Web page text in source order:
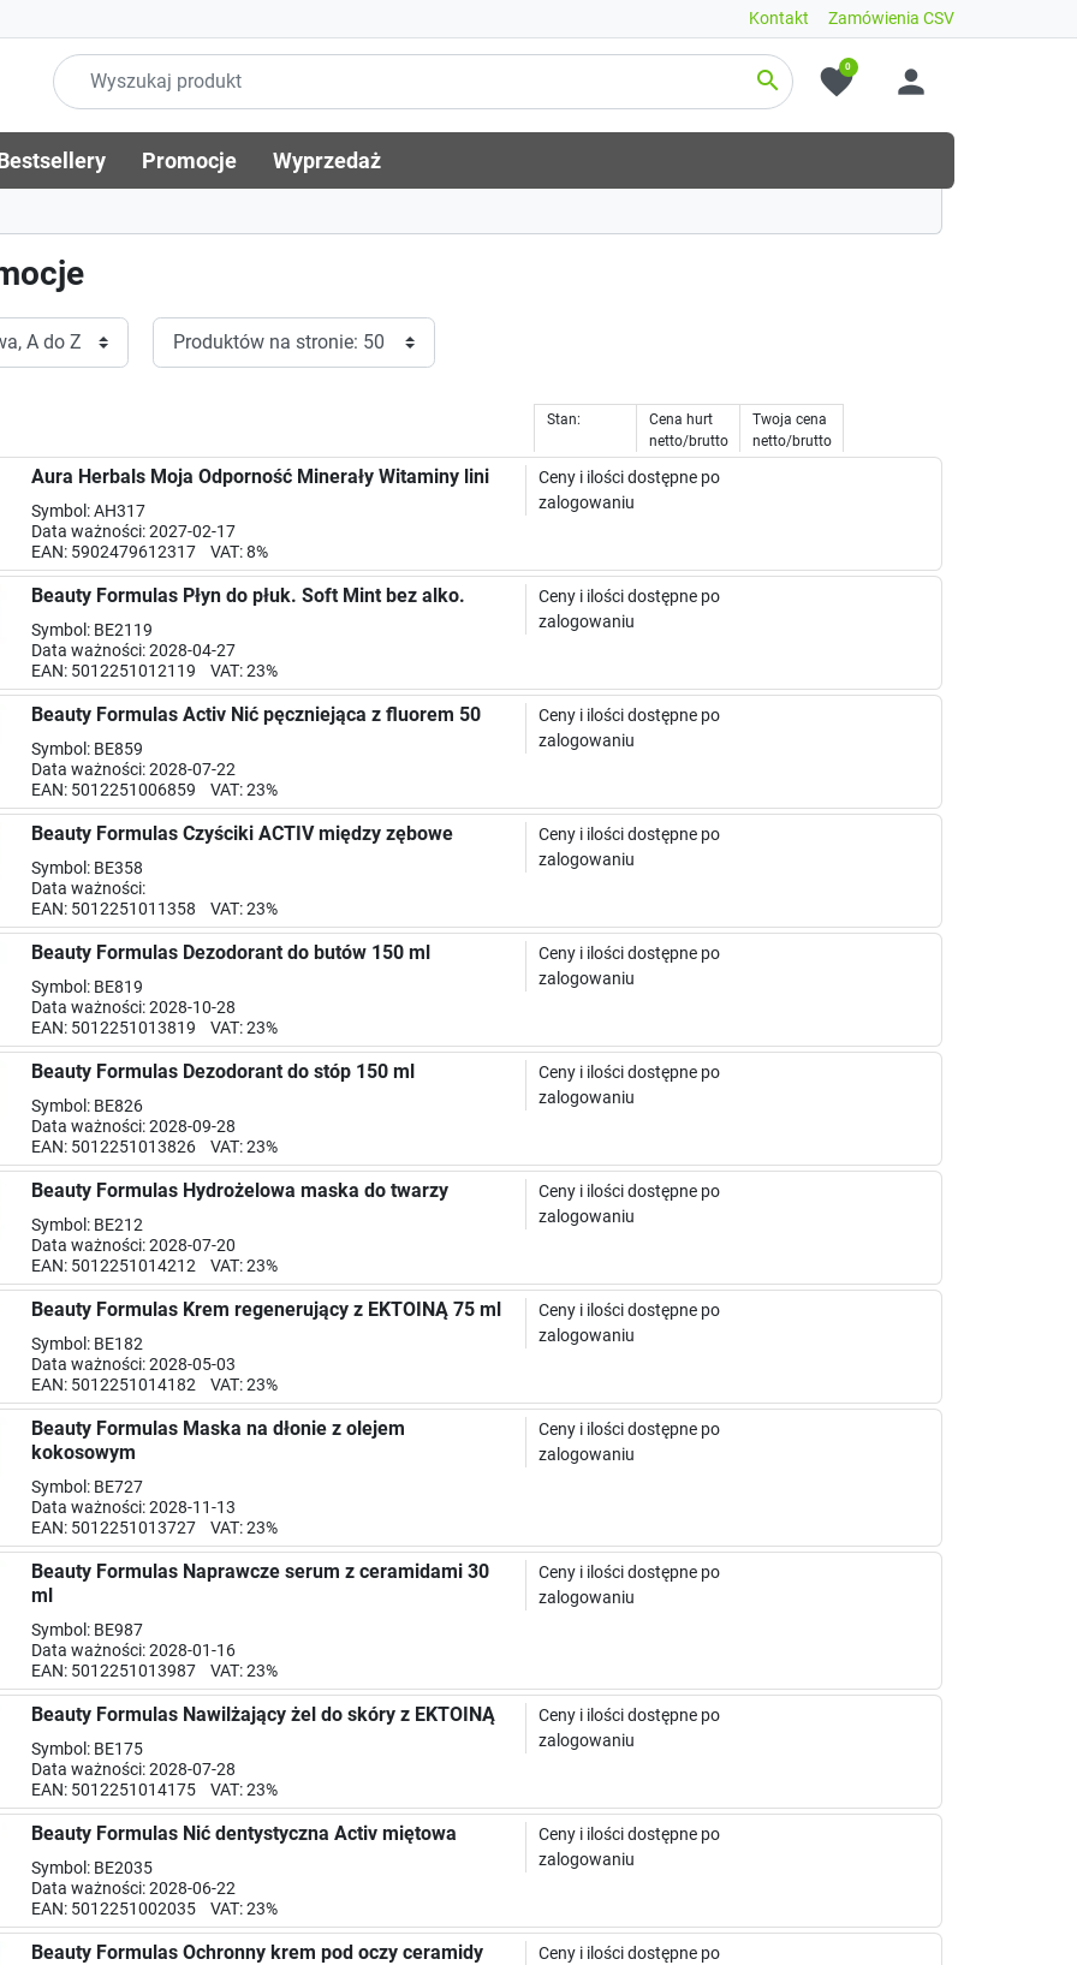
Zamówienia CSV
Kontakt
search favorite
0 person
Promocje Wyprzedaż
Stan:
Cena hurt
netto/brutto
Twoja cena
netto/brutto
Aura Herbals Moja Odporność Minerały Witaminy lini
Symbol: AH317
Data ważności: 2027-02-17
EAN: 5902479612317 VAT: 8%
Ceny i ilości dostępne po
zalogowaniu
Beauty Formulas Płyn do płuk. Soft Mint bez alko.
Symbol: BE2119
Data ważności: 2028-04-27
EAN: 5012251012119 VAT: 23%
Ceny i ilości dostępne po
zalogowaniu
Beauty Formulas Activ Nić pęczniejąca z fluorem 50
Symbol: BE859
Data ważności: 2028-07-22
EAN: 5012251006859 VAT: 23%
Ceny i ilości dostępne po
zalogowaniu
Beauty Formulas Czyściki ACTIV między zębowe
Symbol: BE358
Data ważności:
EAN: 5012251011358 VAT: 23%
Ceny i ilości dostępne po
zalogowaniu
Beauty Formulas Dezodorant do butów 150 ml
Symbol: BE819
Data ważności: 2028-10-28
EAN: 5012251013819 VAT: 23%
Ceny i ilości dostępne po
zalogowaniu
Beauty Formulas Dezodorant do stóp 150 ml
Symbol: BE826
Data ważności: 2028-09-28
EAN: 5012251013826 VAT: 23%
Ceny i ilości dostępne po
zalogowaniu
Beauty Formulas Hydrożelowa maska do twarzy
Symbol: BE212
Data ważności: 2028-07-20
EAN: 5012251014212 VAT: 23%
Ceny i ilości dostępne po
zalogowaniu
Beauty Formulas Krem regenerujący z EKTOINĄ 75 ml
Symbol: BE182
Data ważności: 2028-05-03
EAN: 5012251014182 VAT: 23%
Ceny i ilości dostępne po
zalogowaniu
Beauty Formulas Maska na dłonie z olejem
kokosowym
Symbol: BE727
Data ważności: 2028-11-13
EAN: 5012251013727 VAT: 23%
Ceny i ilości dostępne po
zalogowaniu
Beauty Formulas Naprawcze serum z ceramidami 30
ml
Symbol: BE987
Data ważności: 2028-01-16
EAN: 5012251013987 VAT: 23%
Ceny i ilości dostępne po
zalogowaniu
Beauty Formulas Nawilżający żel do skóry z EKTOINĄ
Symbol: BE175
Data ważności: 2028-07-28
EAN: 5012251014175 VAT: 23%
Ceny i ilości dostępne po
zalogowaniu
Beauty Formulas Nić dentystyczna Activ miętowa
Symbol: BE2035
Data ważności: 2028-06-22
EAN: 5012251002035 VAT: 23%
Ceny i ilości dostępne po
zalogowaniu
Beauty Formulas Ochronny krem pod oczy ceramidy
Ceny i ilości dostępne po